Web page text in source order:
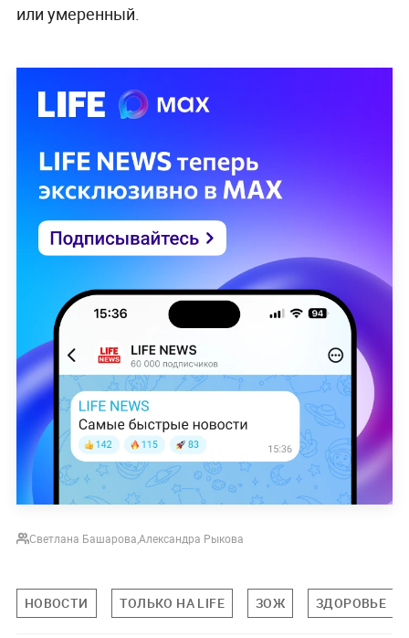
или умеренный.
Светлана БашароваАлександра Рыкова
НОВОСТИ ТОЛЬКО НА LIFE ЗОЖ ЗДОРОВЬЕ